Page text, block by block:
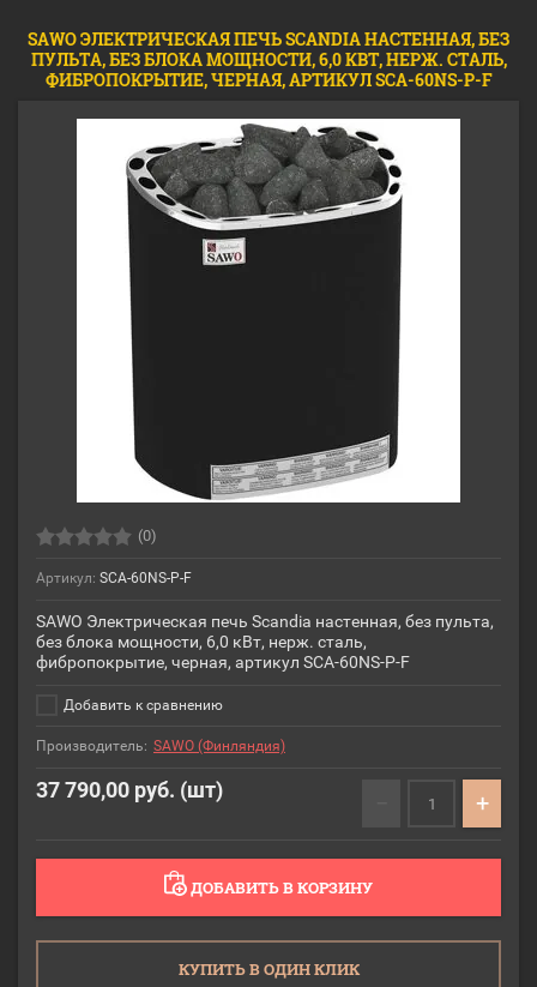
SAWO ЭЛЕКТРИЧЕСКАЯ ПЕЧЬ SCANDIA НАСТЕННАЯ, БЕЗ
ПУЛЬТА, БЕЗ БЛОКА МОЩНОСТИ, 6,0 КВТ, НЕРЖ. СТАЛЬ,
ФИБРОПОКРЫТИЕ, ЧЕРНАЯ, АРТИКУЛ SCA-60NS-P-F
(0)
Артикул: SCA-60NS-P-F
SAWO Электрическая печь Scandia настенная, без пульта,
без блока мощности, 6,0 кВт, нерж. сталь,
фибропокрытие, черная, артикул SCA-60NS-P-F
Добавить к сравнению
Производитель: SAWO (Финляндия)
37 790,00 руб. (шт) +
ДОБАВИТЬ В КОРЗИНУ
КУПИТЬ В ОДИН КЛИК